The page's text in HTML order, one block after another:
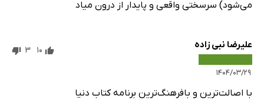
می‌شود) سرسختی واقعی و پایدار از درون میاد
علیرضا نبی زاده
۱۴۰۴/۰۳/۲۹
10
3
با اصالت‌ترین و بافرهنگ‌ترین برنامه کتاب دنیا